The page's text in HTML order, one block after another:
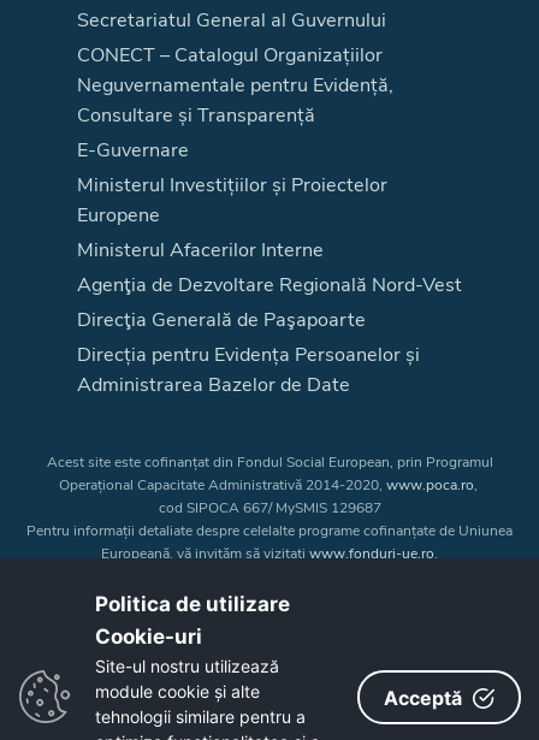
Secretariatul General al Guvernului
CONECT – Catalogul Organizațiilor
Neguvernamentale pentru Evidență,
Consultare și Transparență
E-Guvernare
Ministerul Investițiilor și Proiectelor
Europene
Ministerul Afacerilor Interne
Agenţia de Dezvoltare Regională Nord-Vest
Direcţia Generală de Paşapoarte
Direcția pentru Evidența Persoanelor și
Administrarea Bazelor de Date
Acest site este cofinanțat din Fondul Social European, prin Programul
Operațional Capacitate Administrativă 2014-2020, www.poca.ro,
cod SIPOCA 667/ MySMIS 129687
Pentru informații detaliate despre celelalte programe cofinanțate de Uniunea
Europeană, vă invităm să vizitați www.fonduri-ue.ro.
a Uniunii Europene. Întreaga responsabilitate asupra
Copyright © 2026 - Consiliul Judeţean Bistrița-Năsăud
Politica de utilizare
Cookie-uri‎
Site-ul nostru utilizează
module cookie și alte
tehnologii similare pentru a
Acceptă